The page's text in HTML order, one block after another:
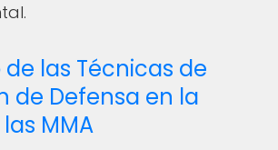
las Técnicas de
de Defensa en la
MMA